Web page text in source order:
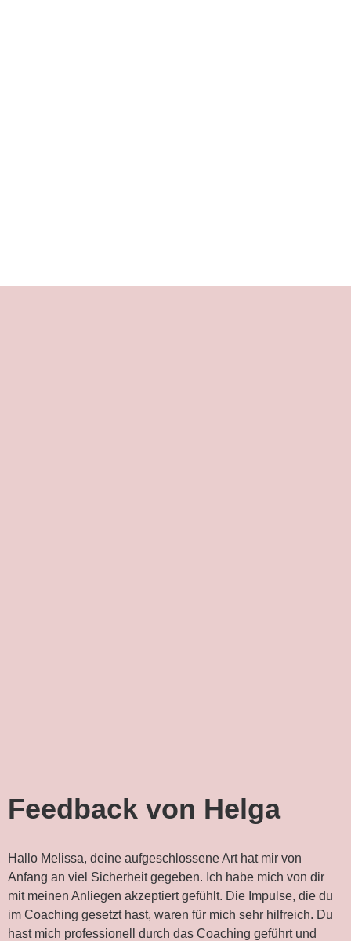
Feedback von Helga
Hallo Melissa, deine aufgeschlossene Art hat mir von
Anfang an viel Sicherheit gegeben. Ich habe mich von dir
mit meinen Anliegen akzeptiert gefühlt. Die Impulse, die du
im Coaching gesetzt hast, waren für mich sehr hilfreich. Du
hast mich professionell durch das Coaching geführt und